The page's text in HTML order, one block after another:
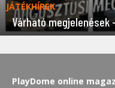
JÁTÉKHÍREK
Várható megjelenések
PlayDome online